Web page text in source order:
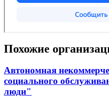
Похожие
Автономная
социального
люди"